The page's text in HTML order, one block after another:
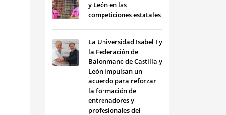
y León en las
competiciones estatales
La Universidad Isabel I y
la Federación de
Balonmano de Castilla y
León impulsan un
acuerdo para reforzar
la formación de
entrenadores y
profesionales del